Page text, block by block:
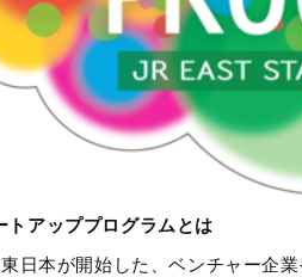
トアッププログラムとは
日本が開始した、ベンチャー企